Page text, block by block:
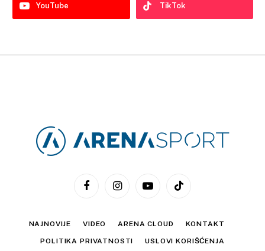
YouTube TikTok
FacebookInstagramYouTubeTikTok
NAJNOVIJE VIDEO ARENA CLOUD KONTAKT
POLITIKA PRIVATNOSTI USLOVI KORIŠĆENJA